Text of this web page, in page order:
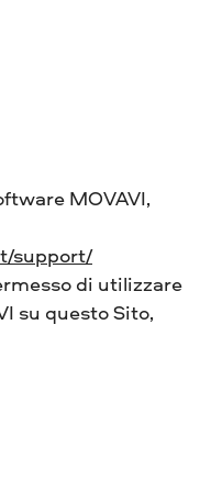
MOVAVI,
support/
di utilizzare
su questo Sito,